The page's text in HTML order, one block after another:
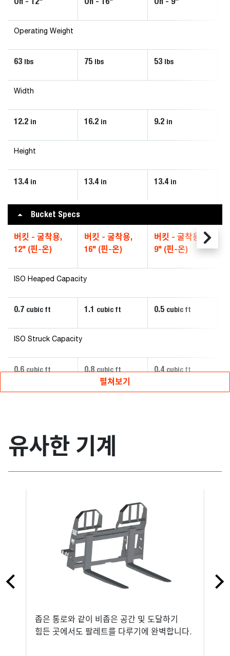
Operating Weight
63 lbs 75 lbs 53 lbs
Width
12.2 in 16.2 in 9.2 in
Height
13.4 in 13.4 in 13.4 in
Bucket Specs
버킷 - 굴착용,
12" (핀-온)
버킷 - 굴착용,
16" (핀-온)
버킷 - 굴착용,
9" (핀-온)
ISO Heaped Capacity
0.7 cubic ft 1.1 cubic ft 0.5 cubic ft
ISO Struck Capacity
0.6 cubic ft 0.8 cubic ft 0.4 cubic ft
펼쳐보기
유사한 기계
좁은 통로와 같이 비좁은 공간 및 도달하기
힘든 곳에서도 팔레트를 다루기에 완벽합니다.